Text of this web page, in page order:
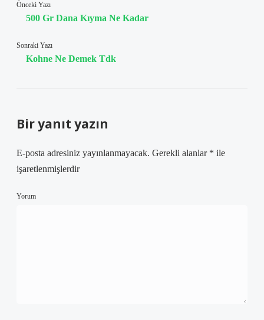
Önceki Yazı
500 Gr Dana Kıyma Ne Kadar
Sonraki Yazı
Kohne Ne Demek Tdk
Bir yanıt yazın
E-posta adresiniz yayınlanmayacak. Gerekli alanlar * ile
işaretlenmişlerdir
Yorum